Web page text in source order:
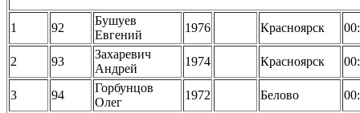
1 92
Бушуев
Евгений
1976 Красноярск
2 93
Захаревич
Андрей
1974 Красноярск
3 94
Горбунцов
Олег
1972 Белово